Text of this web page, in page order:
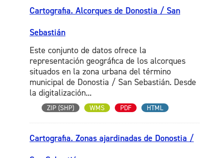
Cartografia. Alcorques de Donostia / San
Sebastián
Este conjunto de datos ofrece la
representación geográfica de los alcorques
situados en la zona urbana del término
municipal de Donostia / San Sebastián. Desde
la digitalización...
ZIP (SHP) WMS PDF HTML
Cartografia. Zonas ajardinadas de Donostia /